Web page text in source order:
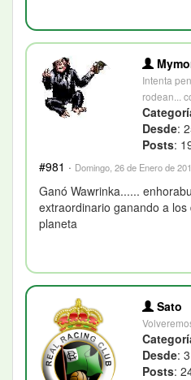
Intenta
rodean...
Desde:
Posts:
#981 · Domingo, 26 de Enero de
Ganó Wawrinka......
extraordinario ganando a
planeta
Sato
Desde:
Posts: